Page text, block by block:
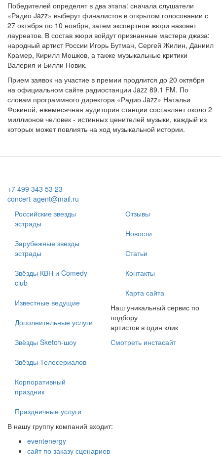
Победителей определят в два этапа: сначала слушатели
«Радио Jazz» выберут финалистов в открытом голосовании с
27 октября по 10 ноября, затем экспертное жюри назовет
лауреатов. В состав жюри войдут признанные мастера джаза:
народный артист России Игорь Бутман, Сергей Жилин, Даниил
Крамер, Кирилл Мошков, а также музыкальные критики
Валерия и Билли Новик.
Прием заявок на участие в премии продлится до 20 октября
на официальном сайте радиостанции Jazz 89.1 FM. По
словам программного директора «Радио Jazz» Натальи
Фокиной, ежемесячная аудитория станции составляет около 2
миллионов человек - истинных ценителей музыки, каждый из
которых может повлиять на ход музыкальной истории.
+7 499 343 53 23
concert-agent@mail.ru
Российские звезды
эстрады
Зарубежные звезды
эстрады
Звёзды КВН и Comedy
club
Известные ведущие
Дополнительные услуги
Звёзды Sketch-шоу
Звёзды Телесериалов
Корпоративный
праздник
Праздничные услуги
Отзывы
Новости
Статьи
Контакты
Карта сайта
Наш уникальный сервис по
подбору
артистов в один клик
Смотреть инстасайт
В нашу группу компаний входит:
eventenergy
сайт по заказу сценариев